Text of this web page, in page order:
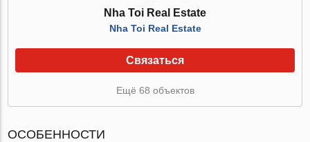
Nha Toi Real Estate
Nha Toi Real Estate
Связаться
Ещё 68 объектов
ОСОБЕННОСТИ